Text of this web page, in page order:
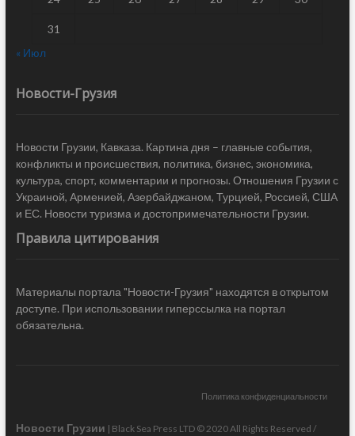
31
« Июл
Новости-Грузия
Новости Грузии, Кавказа. Картина дня – главные события,
конфликты и происшествия, политика, бизнес, экономика,
культура, спорт, комментарии и прогнозы. Отношения Грузии с
Украиной, Арменией, Азербайджаном, Турцией, Россией, США
и ЕС. Новости туризма и достопримечательности Грузии.
Правила цитирования
Материалы портала "Новости-Грузия" находятся в открытом
доступе. При использовании гиперссылка на портал
обязательна.
Политика конфиденциальности
Новости Грузии | Black Sea Press LTD © 2020 All Rights Reserved /